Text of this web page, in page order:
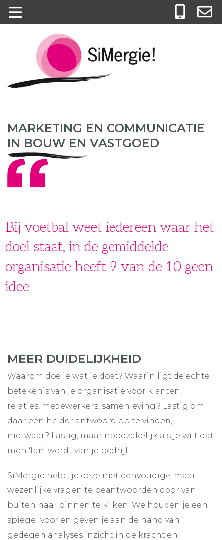
MARKETING EN COMMUNICATIE
IN BOUW EN VASTGOED
Bij voetbal weet iedereen waar het
doel staat, in de gemiddelde
organisatie heeft 9 van de 10 geen
idee
MEER DUIDELIJKHEID
Waarom doe je wat je doet? Waarin ligt de echte
betekenis van je organisatie voor klanten,
relaties, medewerkers, samenleving? Lastig om
daar een helder antwoord op te vinden,
nietwaar? Lastig, maar noodzakelijk als je wilt dat
men ‘fan’ wordt van je bedrijf.
SiMergie helpt je deze niet eenvoudige, maar
wezenlijke vragen te beantwoorden door van
buiten naar binnen te kijken. We houden je een
spiegel voor en geven je aan de hand van
gedegen analyses inzicht in de kracht en